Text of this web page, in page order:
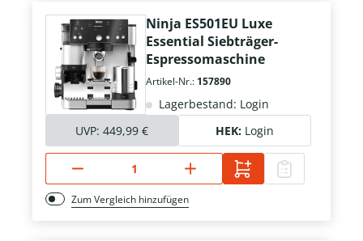
Ninja ES501EU Luxe
Essential Siebträger-
Espressomaschine
Artikel-Nr.: 157890
Lagerbestand: Login
UVP: 449,99 € HEK: Login
Zum Vergleich hinzufügen